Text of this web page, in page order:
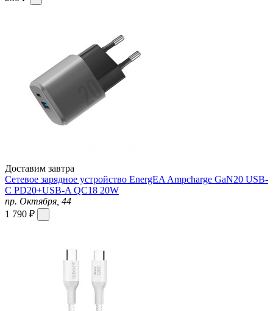
Доставим завтра
Сетевое зарядное устройство EnergEA Ampcharge GaN20 USB-
C PD20+USB-A QC18 20W
пр. Октября, 44
1 790 ₽